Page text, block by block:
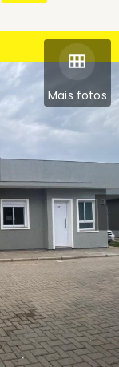
Mais fotos